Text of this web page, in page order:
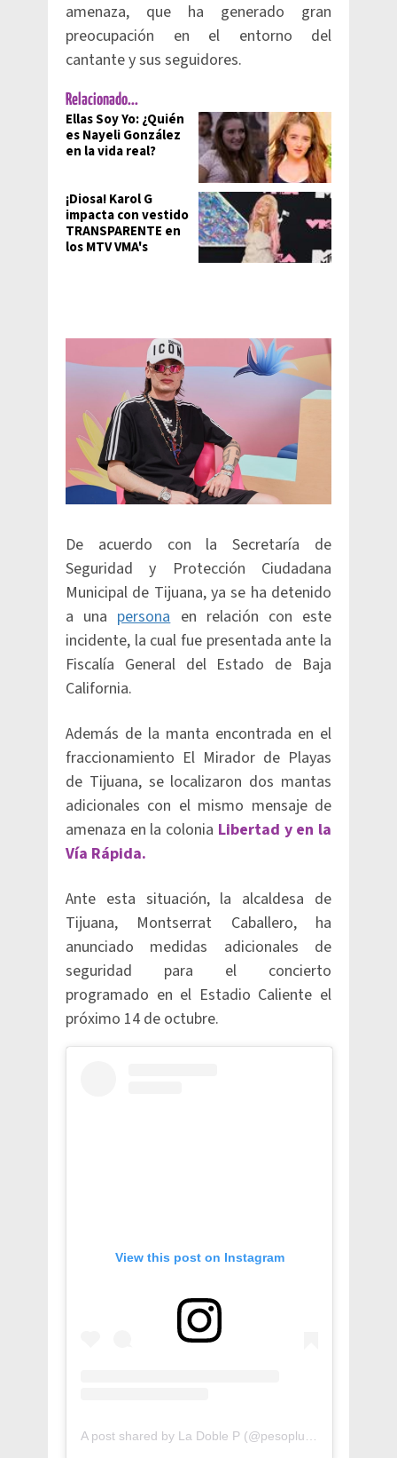
amenaza, que ha generado gran
preocupación en el entorno del
cantante y sus seguidores.
Relacionado...
Ellas Soy Yo: ¿Quién
es Nayeli González
en la vida real?
¡Diosa! Karol G
impacta con vestido
TRANSPARENTE en
los MTV VMA's
De acuerdo con la Secretaría de
Seguridad y Protección Ciudadana
Municipal de Tijuana, ya se ha detenido
a una persona en relación con este
incidente, la cual fue presentada ante la
Fiscalía General del Estado de Baja
California.
Además de la manta encontrada en el
fraccionamiento El Mirador de Playas
de Tijuana, se localizaron dos mantas
adicionales con el mismo mensaje de
amenaza en la colonia Libertad y en la
Vía Rápida.
Ante esta situación, la alcaldesa de
Tijuana, Montserrat Caballero, ha
anunciado medidas adicionales de
seguridad para el concierto
programado en el Estadio Caliente el
próximo 14 de octubre.
View this post on Instagram